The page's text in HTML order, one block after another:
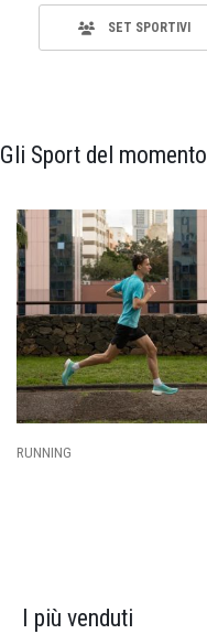
SET SPORTIVI
Gli Sport del momento
SPORT PARALIMPICI
I più venduti